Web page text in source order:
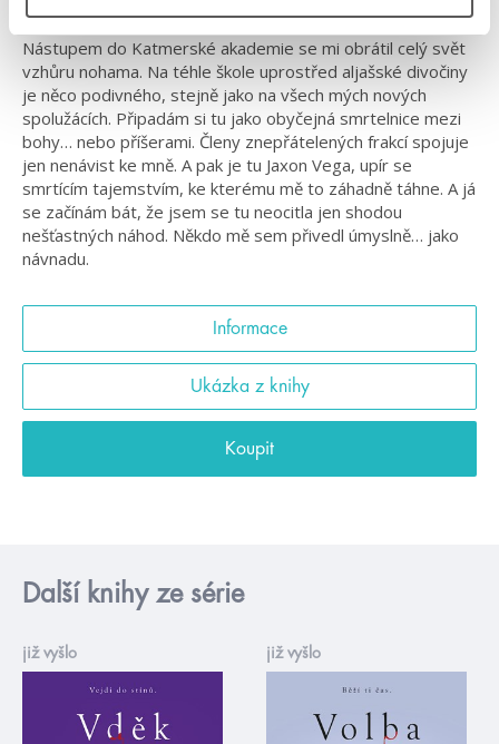
Nástupem do Katmerské akademie se mi obrátil celý svět
vzhůru nohama. Na téhle škole uprostřed aljašské divočiny
je něco podivného, stejně jako na všech mých nových
spolužácích. Připadám si tu jako obyčejná smrtelnice mezi
bohy… nebo příšerami. Členy znepřátelených frakcí spojuje
jen nenávist ke mně. A pak je tu Jaxon Vega, upír se
smrtícím tajemstvím, ke kterému mě to záhadně táhne. A já
se začínám bát, že jsem se tu neocitla jen shodou
nešťastných náhod. Někdo mě sem přivedl úmyslně… jako
návnadu.
Informace
Ukázka z knihy
Koupit
Další knihy ze série
již vyšlo již vyšlo